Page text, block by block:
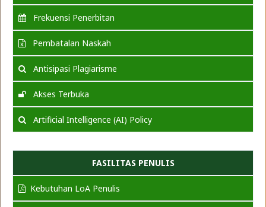
Frekuensi Penerbitan
Pembatalan Naskah
Antisipasi Plagiarisme
Akses Terbuka
Artificial Intelligence (AI) Policy
FASILITAS PENULIS
Kebutuhan LoA Penulis